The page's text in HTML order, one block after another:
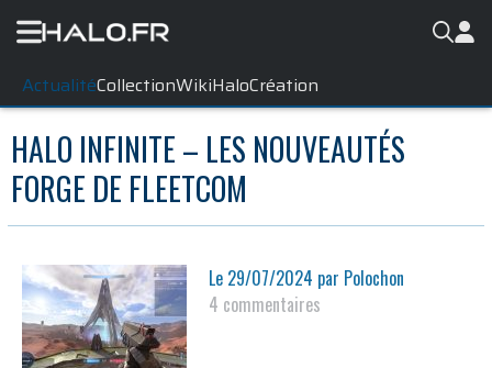
ActualitéCollectionWikiHaloCréation
HALO INFINITE – LES NOUVEAUTÉS
FORGE DE FLEETCOM
Le 29/07/2024 par Polochon
4 commentaires